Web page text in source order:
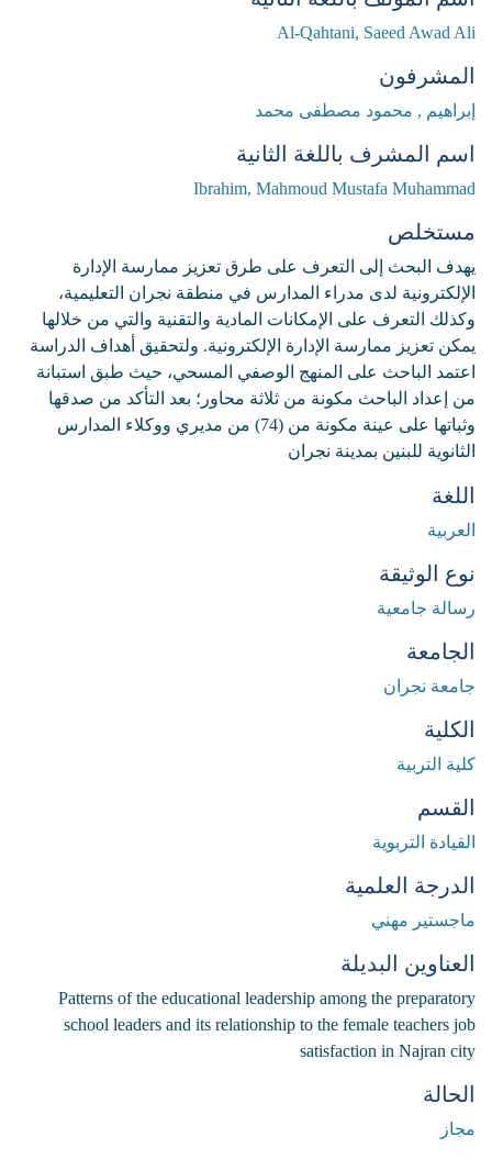
Al-Qahtani, Saeed Awad Ali
المشرفون
إبراهيم , محمود مصطفى محمد
اسم المشرف باللغة الثانية
Ibrahim, Mahmoud Mustafa Muhammad
مستخلص
يهدف البحث إلى التعرف على طرق تعزيز ممارسة الإدارة
الإلكترونية لدى مدراء المدارس في منطقة نجران التعليمية،
وكذلك التعرف على الإمكانات المادية والتقنية والتي من خلالها
يمكن تعزيز ممارسة الإدارة الإلكترونية. ولتحقيق أهداف الدراسة
اعتمد الباحث على المنهج الوصفي المسحي، حيث طبق استبانة
من إعداد الباحث مكونة من ثلاثة محاور؛ بعد التأكد من صدقها
وثباتها على عينة مكونة من (74) من مديري ووكلاء المدارس
الثانوية للبنين بمدينة نجران
اللغة
العربية
نوع الوثيقة
رسالة جامعية
الجامعة
جامعة نجران
الكلية
كلية التربية
القسم
القيادة التربوية
الدرجة العلمية
ماجستير مهني
العناوين البديلة
Patterns of the educational leadership among the preparatory
school leaders and its relationship to the female teachers job
satisfaction in Najran city
الحالة
مجاز